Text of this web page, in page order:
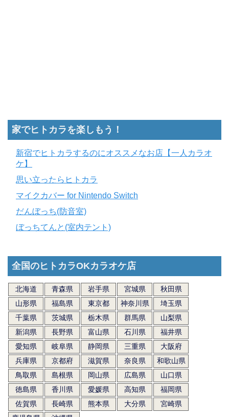
家でヒトカラを楽しもう！
新宿でヒトカラするのにオススメなお店【一人カラオ
ケ】
思い立ったらヒトカラ
マイクカバー for Nintendo Switch
だんぼっち(防音室)
ぼっちてんと(室内テント)
全国のヒトカラOKカラオケ店
北海道 青森県 岩手県 宮城県
秋田県
山形県
福島県 東京都 神奈川県
埼玉県
千葉県
茨城県 栃木県 群馬県
山梨県
新潟県
長野県 富山県 石川県
福井県
愛知県
岐阜県 静岡県 三重県
大阪府
兵庫県
京都府 滋賀県 奈良県
和歌山県
鳥取県
島根県 岡山県 広島県
山口県
徳島県
香川県 愛媛県 高知県
福岡県
佐賀県
長崎県 熊本県 大分県
宮崎県